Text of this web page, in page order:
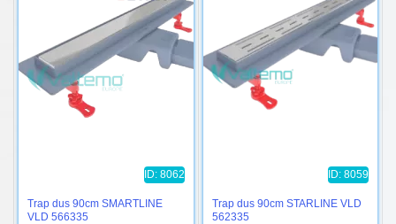
ID: 8062
Trap dus 90cm SMARTLINE
VLD 566335
ID: 8059
Trap dus 90cm STARLINE VLD
562335